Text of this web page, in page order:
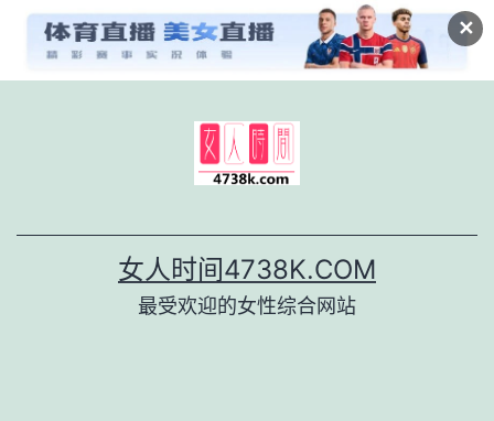
✕
女人时间4738K.COM
最受欢迎的女性综合网站